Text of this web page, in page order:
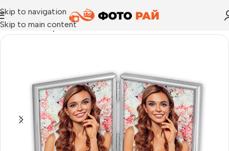
Skip to navigation
Skip to main content
Начало›Галерия›Рамка за снимки ZEP Double silver за 2